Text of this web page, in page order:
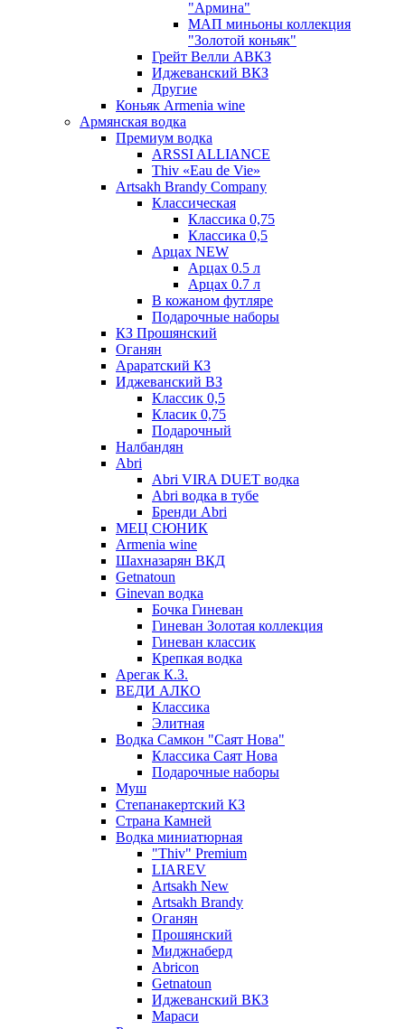
"Армина"
МАП миньоны коллекция
"Золотой коньяк"
Грейт Велли АВКЗ
Иджеванский ВКЗ
Другие
Коньяк Armenia wine
Армянская водка
Премиум водка
ARSSI ALLIANCE
Thiv «Eau de Vie»
Artsakh Brandy Company
Классическая
Классика 0,75
Классика 0,5
Арцах NEW
Арцах 0.5 л
Арцах 0.7 л
В кожаном футляре
Подарочные наборы
КЗ Прошянский
Оганян
Араратский КЗ
Иджеванский ВЗ
Классик 0,5
Класик 0,75
Подарочный
Налбандян
Abri
Abri VIRA DUET водка
Abri водка в тубе
Бренди Abri
МЕЦ СЮНИК
Armenia wine
Шахназарян ВКД
Getnatoun
Ginevan водка
Бочка Гиневан
Гиневан Золотая коллекция
Гиневан классик
Крепкая водка
Арегак К.З.
ВЕДИ АЛКО
Классика
Элитная
Водка Самкон "Саят Нова"
Классика Саят Нова
Подарочные наборы
Муш
Степанакертский КЗ
Страна Камней
Водка миниатюрная
"Thiv" Premium
LIAREV
Artsakh New
Artsakh Brandy
Оганян
Прошянский
Миджнаберд
Abricon
Getnatoun
Иджеванский ВКЗ
Мараси